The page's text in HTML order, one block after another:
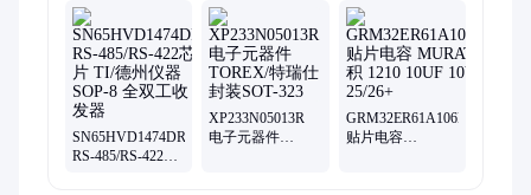
片、IC、IGBT、贴片电容
SN65HVD1474DR
RS-485/RS-422芯
XP233N05013R
电子元器件
GRM32ER61A106MC01
贴片电容